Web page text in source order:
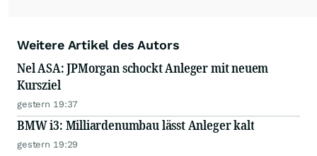
Weitere Artikel des Autors
Nel ASA: JPMorgan schockt Anleger mit neuem
Kursziel
gestern 19:37
BMW i3: Milliardenumbau lässt Anleger kalt
gestern 19:29